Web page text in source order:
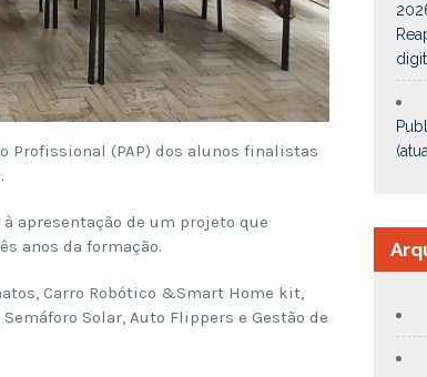
Profissional (PAP) dos alunos finalistas
apresentação de um projeto que
anos da formação.
Carro Robótico &Smart Home kit,
Solar, Auto Flippers e Gestão de